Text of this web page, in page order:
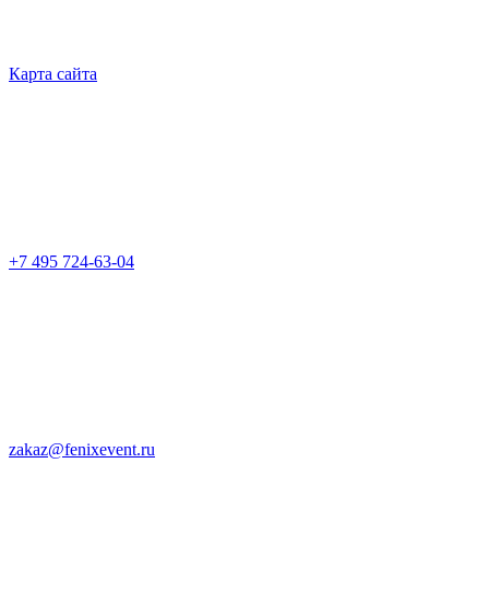
Карта сайта
+7 495 724-63-04
zakaz@fenixevent.ru